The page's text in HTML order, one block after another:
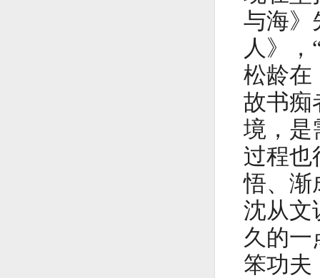
与海》
人》
松龄在
故书痴
境，是
过程也
悟、渐
沈从文
久的一
笨功夫